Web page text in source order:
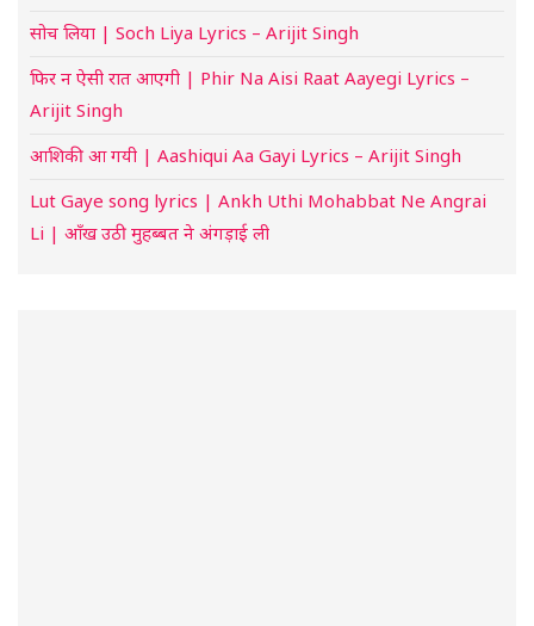
सोच लिया | Soch Liya Lyrics – Arijit Singh
फिर न ऐसी रात आएगी | Phir Na Aisi Raat Aayegi Lyrics –
Arijit Singh
आशिकी आ गयी | Aashiqui Aa Gayi Lyrics – Arijit Singh
Lut Gaye song lyrics | Ankh Uthi Mohabbat Ne Angrai
Li | आँख उठी मुहब्बत ने अंगड़ाई ली